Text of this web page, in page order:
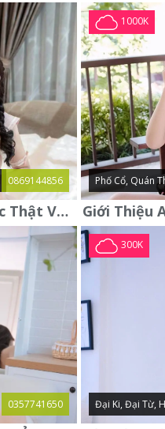
0869144856
Diệp Anh Phố Cổ, Ngực Thật Vú To Thơm Tho Quyến Rũ
1000K
Phố Cổ, Quán
0357741650
300K
Đại Ki, Đại Từ,